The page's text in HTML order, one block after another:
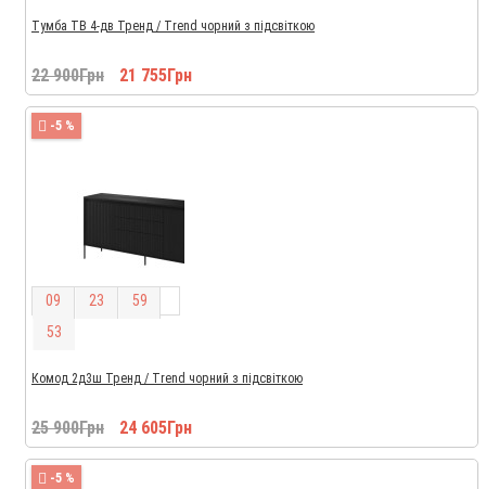
Тумба ТВ 4-дв Тренд / Trend чорний з підсвіткою
22 900Грн 21 755Грн
-5 %
09 23 59
52
Комод 2д3ш Тренд / Trend чорний з підсвіткою
25 900Грн 24 605Грн
-5 %